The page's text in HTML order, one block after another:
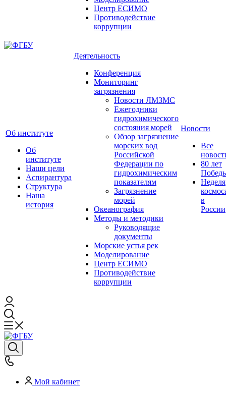
Центр ЕСИМО
Противодействие
коррупции
Об институте
Об
институте
Наши цели
Аспирантура
Структура
Наша
история
Деятельность
Конференция
Мониторинг
загрязнения
Новости ЛМЗМС
Ежегодники
гидрохимического
состояния морей
Обзор загрязнение
морских вод
Российской
Федерации по
гидрохимическим
показателям
Загрязнение
морей
Океанография
Методы и методики
Руководящие
документы
Морские устья рек
Моделирование
Центр ЕСИМО
Противодействие
коррупции
Новости
Все
80 лет
Неделя
в
России
Мой кабинет